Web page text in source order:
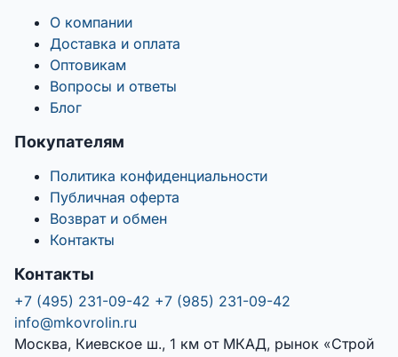
О компании
Доставка и оплата
Оптовикам
Вопросы и ответы
Блог
Покупателям
Политика конфиденциальности
Публичная оферта
Возврат и обмен
Контакты
Контакты
+7 (495) 231-09-42 +7 (985) 231-09-42
info@mkovrolin.ru
Москва, Киевское ш., 1 км от МКАД, рынок «Строй